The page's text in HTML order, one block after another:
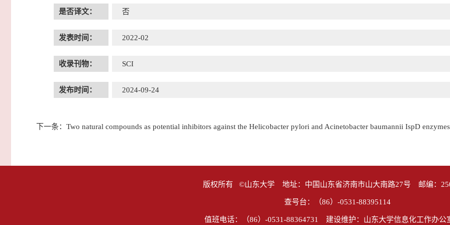
是否译文： 否
发表时间： 2022-02
收录刊物： SCI
发布时间： 2024-09-24
下一条： Two natural compounds as potential inhibitors against the Helicobacter pylori and Acinetobacter baumannii IspD enzymes
版权所有 ©山东大学 地址：中国山东省济南市山大南路27号 邮编：
查号台：（86）-0531-88395114
值班电话：（86）-0531-88364731 建设维护：山东大学信息化工作